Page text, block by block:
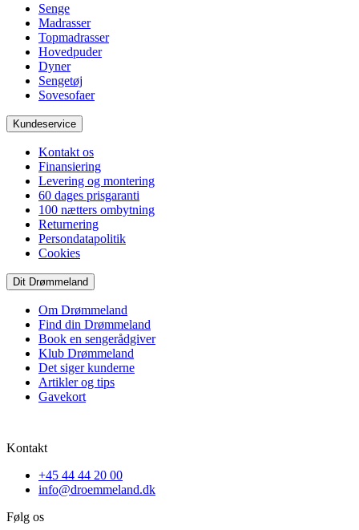
Senge
Madrasser
Topmadrasser
Hovedpuder
Dyner
Sengetøj
Sovesofaer
Kundeservice
Kontakt os
Finansiering
Levering og montering
60 dages prisgaranti
100 nætters ombytning
Returnering
Persondatapolitik
Cookies
Dit Drømmeland
Om Drømmeland
Find din Drømmeland
Book en sengerådgiver
Klub Drømmeland
Det siger kunderne
Artikler og tips
Gavekort
Kontakt
+45 44 44 20 00
info@droemmeland.dk
Følg os